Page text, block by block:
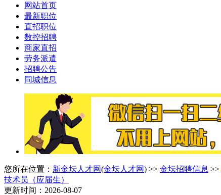
网站首页
最新职位
直招职位
数控招聘
商家直招
劳务派遣
招聘公告
同城信息
您所在位置： 新金坛人才网(金坛人才网) >> 金坛招聘信息 >>
技术员（应届生）
更新时间：2026-08-07